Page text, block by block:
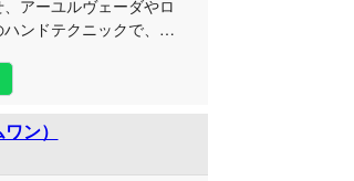
アーユルヴェーダやロ
ンドテクニックで、ま
て心からリフレッシュ
。 施術では、
かいオイルで全身を包
を脳から優しく溶き放
ン）